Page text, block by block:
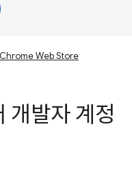
Chrome Web Store
발자 계정